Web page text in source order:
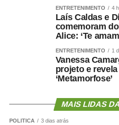
ENTRETENIMENTO 4
Laís Caldas e
comemoram
Alice: ‘Te
ENTRETENIMENTO 1
Vanessa
projeto e
‘Metamorfose’
MAIS LIDAS
POLÍTICA 3 dias atrás